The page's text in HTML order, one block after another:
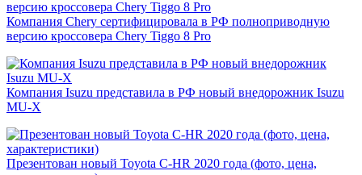
Компания Chery сертифицировала в РФ полноприводную
версию кроссовера Chery Tiggo 8 Pro
Компания Isuzu представила в РФ новый внедорожник Isuzu
MU-X
Презентован новый Toyota C-HR 2020 года (фото, цена,